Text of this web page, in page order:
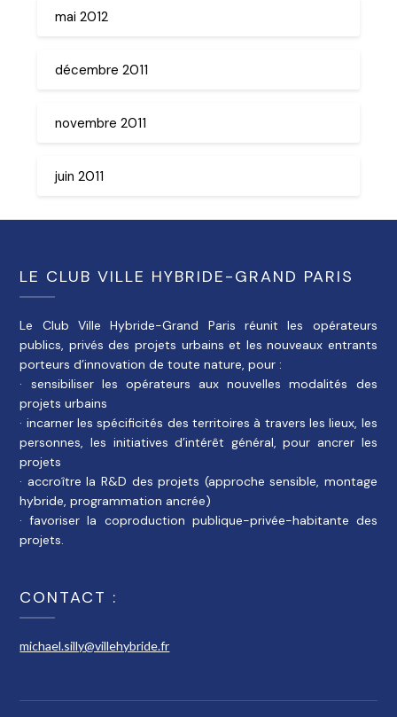
mai 2012
décembre 2011
novembre 2011
juin 2011
LE CLUB VILLE HYBRIDE-GRAND PARIS
Le Club Ville Hybride-Grand Paris réunit les opérateurs
publics, privés des projets urbains et les nouveaux entrants
porteurs d’innovation de toute nature, pour :
· sensibiliser les opérateurs aux nouvelles modalités des
projets urbains
· incarner les spécificités des territoires à travers les lieux, les
personnes, les initiatives d’intérêt général, pour ancrer les
projets
· accroître la R&D des projets (approche sensible, montage
hybride, programmation ancrée)
· favoriser la coproduction publique-privée-habitante des
projets.
CONTACT :
michael.silly@villehybride.fr